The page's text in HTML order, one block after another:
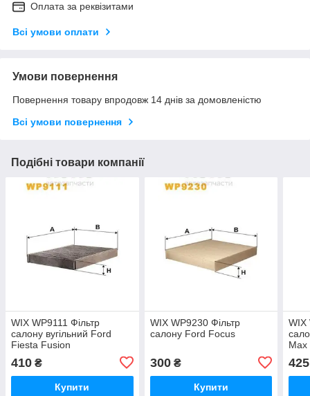
Оплата за реквізитами
Всі умови оплати
Умови повернення
Повернення товару впродовж 14 днів за домовленістю
Всі умови повернення
Подібні товари компанії
WIX WP9111 Фільтр
салону вугільний Ford
Fiesta Fusion
410 ₴
Купити
WIX WP9230 Фільтр
салону Ford Focus
300₴
Купити
WIX
Max
425